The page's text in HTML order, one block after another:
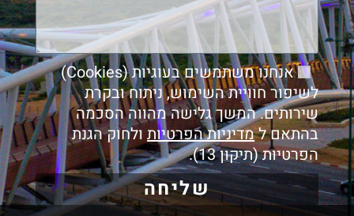
אנחנו משתמשים בעוגיות (Cookies)
לשיפור חוויית השימוש, ניתוח ובקרת
שירותים. המשך גלישה מהווה הסכמה
בהתאם למדיניות הפרטיותולחוק הגנת
הפרטיות (תיקון 13).
שליחה